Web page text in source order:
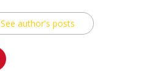
See author's posts